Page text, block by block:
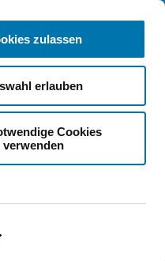
zulassen
erlauben
Cookies
verwenden
KONTAKT